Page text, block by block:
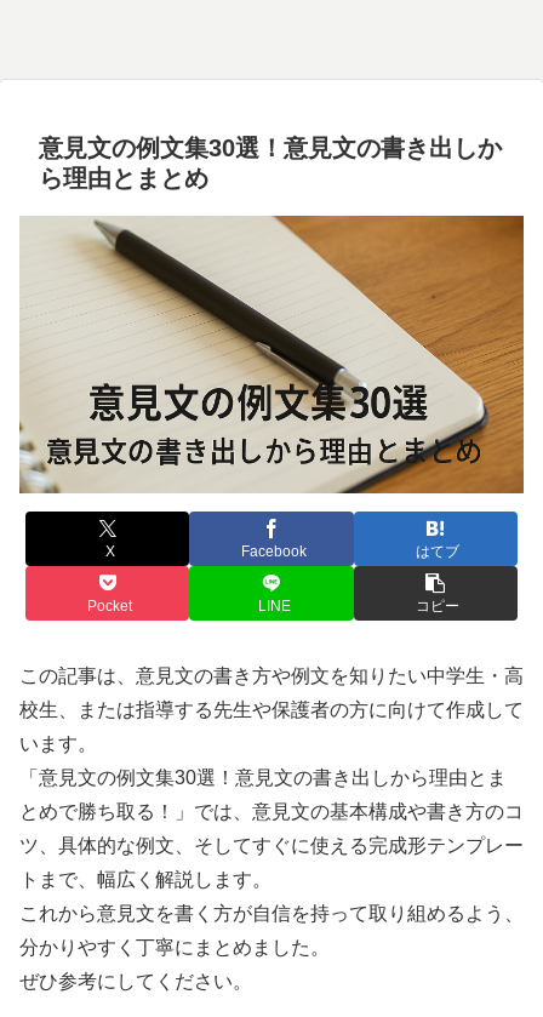
意見文の例文集30選！意見文の書き出しか
ら理由とまとめ
X Facebook はてブ
Pocket LINE コピー
この記事は、意見文の書き方や例文を知りたい中学生・高
校生、または指導する先生や保護者の方に向けて作成して
います。
「意見文の例文集30選！意見文の書き出しから理由とま
とめで勝ち取る！」では、意見文の基本構成や書き方のコ
ツ、具体的な例文、そしてすぐに使える完成形テンプレー
トまで、幅広く解説します。
これから意見文を書く方が自信を持って取り組めるよう、
分かりやすく丁寧にまとめました。
ぜひ参考にしてください。